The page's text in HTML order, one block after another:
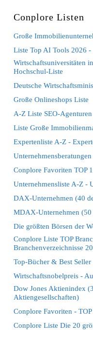
Conplore Listen
Große
Liste Top AI Tools 2026
Wirtschaftsuniversitäten
Hochschul-Liste
Deutsche
Große Onlineshops Liste
A-Z Liste SEO-
Liste Große
Expertenliste A-Z -
Conplore Favoriten TOP
Unternehmensliste A-Z -
DAX-Unternehmen (40
MDAX-Unternehmen (50
Die größten Börsen der
Conplore Liste TOP
Branchenverzeichnisse
Top-Bücher & Best
Wirtschaftsnobelpreis -
Dow Jones Aktienindex
Aktiengesellschaften)
Conplore Favoriten -
Conplore Liste Die 20